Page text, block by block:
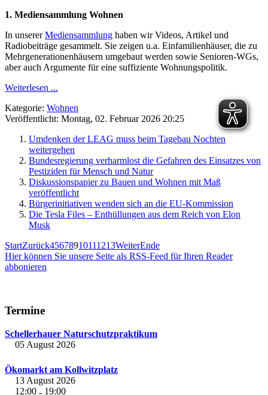
1. Mediensammlung Wohnen
In unsererMediensammlung haben wir Videos, Artikel und
Radiobeiträge gesammelt. Sie zeigen u.a. Einfamilienhäuser, die zu
Mehrgenerationenhäusern umgebaut werden sowie Senioren-WGs,
aber auch Argumente für eine suffiziente Wohnungspolitik.
Weiterlesen ...
Kategorie: Wohnen
Veröffentlicht: Montag, 02. Februar 2026 20:25
Umdenken der LEAG muss beim Tagebau Nochten
weitergehen
Bundesregierung verharmlost die Gefahren des Einsatzes von
Pestiziden für Mensch und Natur
Diskussionspapier zu Bauen und Wohnen mit Maß
veröffentlicht
Bürgerinitiativen wenden sich an die EU-Kommission
Die Tesla Files – Enthüllungen aus dem Reich von Elon
Musk
StartZurück45678910111213WeiterEnde
Hier können Sie unsere Seite als RSS-Feed für Ihren Reader
abbonieren
Termine
Schellerhauer Naturschutzpraktikum
05 August 2026
Ökomarkt am Kollwitzplatz
13 August 2026
12:00 - 19:00